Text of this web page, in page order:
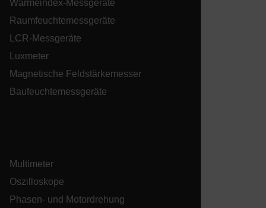
Wärmeindex-Messgeräte
Raumfeuchtemessgeräte
LCR-Messgeräte
Luxmeter
Magnetische Feldstärkemesser
Baufeuchtemessgeräte
Multimeter
Oszilloskope
Phasen- und Motordrehung
Language